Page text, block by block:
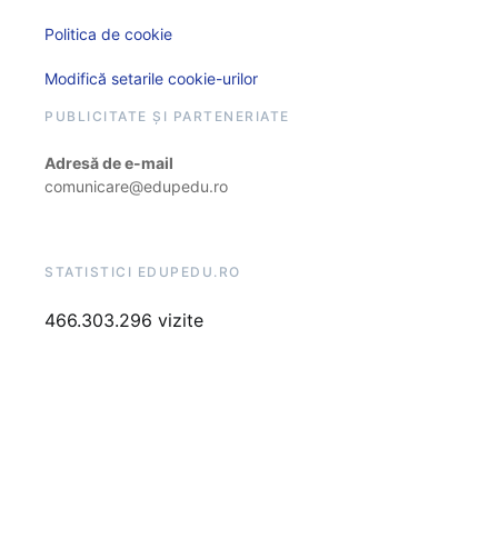
Politica de cookie
Modifică setarile cookie-urilor
PUBLICITATE ȘI PARTENERIATE
Adresă de e-mail
comunicare@edupedu.ro
STATISTICI EDUPEDU.RO
466.303.296 vizite